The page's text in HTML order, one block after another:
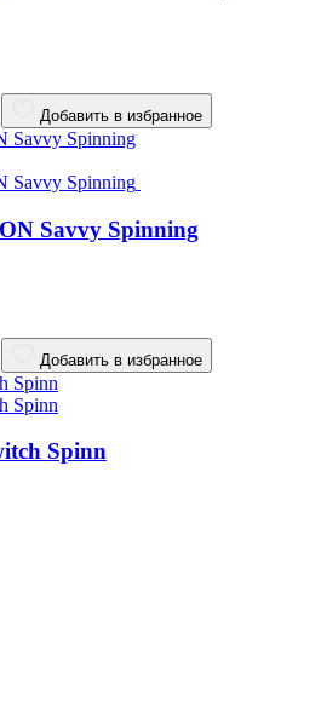
Добавить в избранное
Savvy Spinning
Добавить в избранное
Spinn